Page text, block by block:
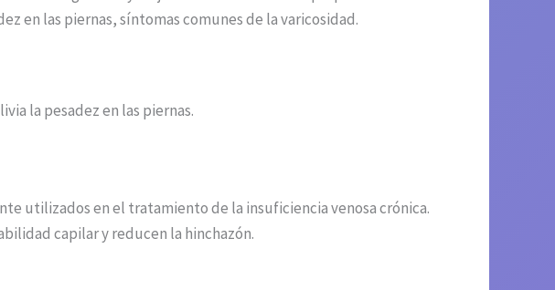
en las piernas, síntomas comunes de la varicosidad.
la pesadez en las piernas.
utilizados en el tratamiento de la insuficiencia venosa crónica.
capilar y reducen la hinchazón.